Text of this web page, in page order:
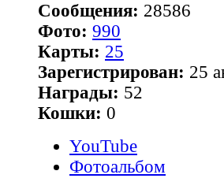
Сообщения: 28586
Фото: 990
Карты: 25
Зарегистрирован: 25
Награды: 52
Кошки: 0
YouTube
Фотоальбом